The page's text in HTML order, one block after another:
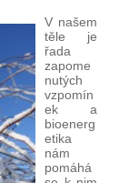
V našem
těle je
řada
zapome
nutých
vzpomín
ek a
bioenerg
etika
nám
pomáhá